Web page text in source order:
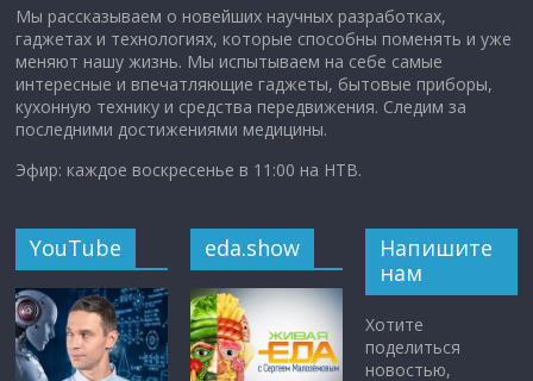
Мы рассказываем о новейших научных разработках,
гаджетах и технологиях, которые способны поменять и уже
меняют нашу жизнь. Мы испытываем на себе самые
интересные и впечатляющие гаджеты, бытовые приборы,
кухонную технику и средства передвижения. Следим за
последними достижениями медицины.
Эфир: каждое воскресенье в 11:00 на НТВ.
YouTube eda.show
Напишите
нам
Хотите
поделиться
новостью,